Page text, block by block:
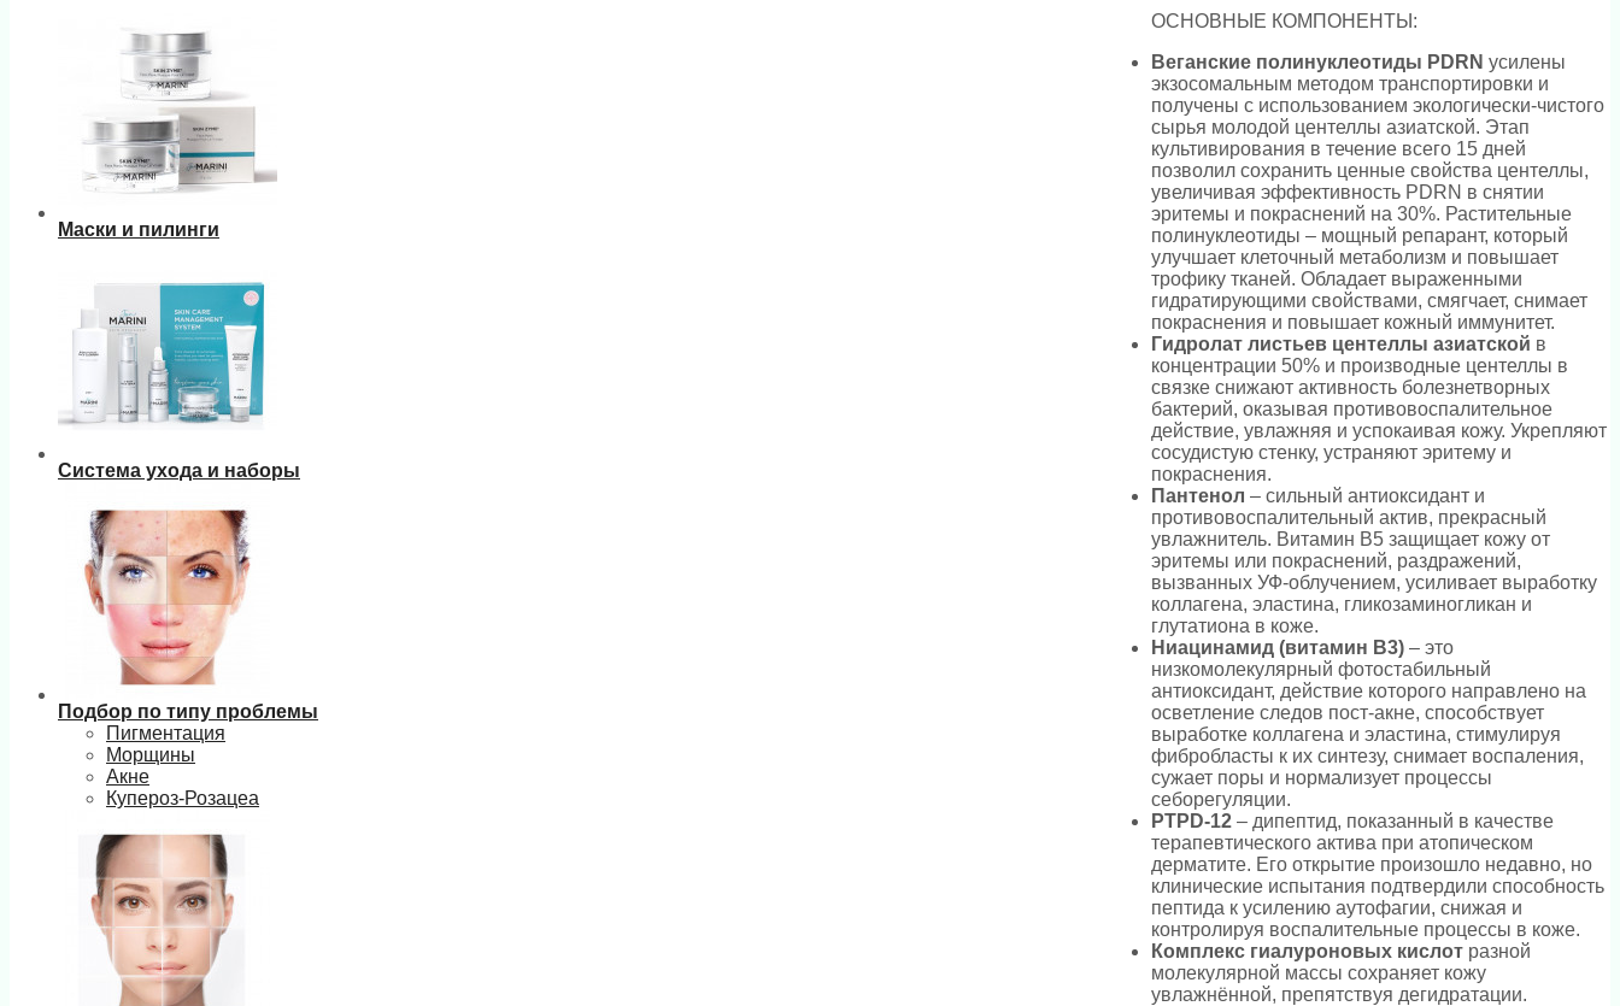
Маски и пилинги
Система ухода и наборы
Подбор по типу проблемы
Пигментация
Морщины
Акне
Купероз-Розацеа
ОСНОВНЫЕ КОМПОНЕНТЫ:
Веганские полинуклеотиды PDRN усилены
экзосомальным методом транспортировки и
получены с использованием экологически-чистого
сырья молодой центеллы азиатской. Этап
культивирования в течение всего 15 дней
позволил сохранить ценные свойства центеллы,
увеличивая эффективность PDRN в снятии
эритемы и покраснений на 30%. Растительные
полинуклеотиды – мощный репарант, который
улучшает клеточный метаболизм и повышает
трофику тканей. Обладает выраженными
гидратирующими свойствами, смягчает, снимает
покраснения и повышает кожный иммунитет.
Гидролат листьев центеллы азиатской в
концентрации 50% и производные центеллы в
связке снижают активность болезнетворных
бактерий, оказывая противовоспалительное
действие, увлажняя и успокаивая кожу. Укрепляют
сосудистую стенку, устраняют эритему и
покраснения.
Пантенол – сильный антиоксидант и
противовоспалительный актив, прекрасный
увлажнитель. Витамин В5 защищает кожу от
эритемы или покраснений, раздражений,
вызванных УФ-облучением, усиливает выработку
коллагена, эластина, гликозаминогликан и
глутатиона в коже.
Ниацинамид (витамин В3) – это
низкомолекулярный фотостабильный
антиоксидант, действие которого направлено на
осветление следов пост-акне, способствует
выработке коллагена и эластина, стимулируя
фибробласты к их синтезу, снимает воспаления,
сужает поры и нормализует процессы
себорегуляции.
PTPD-12 – дипептид, показанный в качестве
терапевтического актива при атопическом
дерматите. Его открытие произошло недавно, но
клинические испытания подтвердили способность
пептида к усилению аутофагии, снижая и
контролируя воспалительные процессы в коже.
Комплекс гиалуроновых кислот разной
молекулярной массы сохраняет кожу
увлажнённой, препятствуя дегидратации.